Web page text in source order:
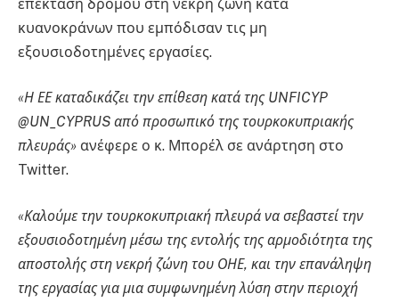
επέκταση δρόμου στη νεκρή ζώνη κατά
κυανοκράνων που εμπόδισαν τις μη
εξουσιοδοτημένες εργασίες.
«Η ΕΕ καταδικάζει την επίθεση κατά της UNFICYP
@UN_CYPRUS από προσωπικό της τουρκοκυπριακής
πλευράς» ανέφερε ο κ. Μπορέλ σε ανάρτηση στο
Twitter.
«Καλούμε την τουρκοκυπριακή πλευρά να σεβαστεί την
εξουσιοδοτημένη μέσω της εντολής της αρμοδιότητα της
αποστολής στη νεκρή ζώνη του ΟΗΕ, και την επανάληψη
της εργασίας για μια συμφωνημένη λύση στην περιοχή